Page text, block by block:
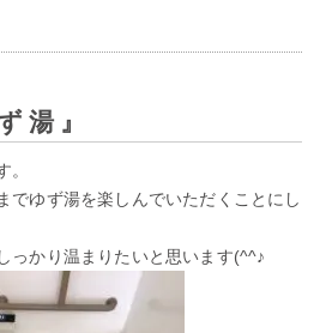
湯』
。
でゆず湯を楽しんでいただくことにし
っかり温まりたいと思います(^^♪